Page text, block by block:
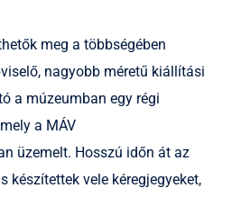
meg a többségében
nagyobb méretű kiállítási
a múzeumban egy régi
a MÁV
üzemelt. Hosszú időn át az
készítettek vele kéregjegyeket,